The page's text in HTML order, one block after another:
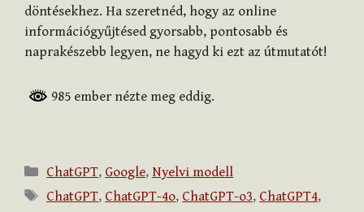
döntésekhez. Ha szeretnéd, hogy az online
információgyűjtésed gyorsabb, pontosabb és
naprakészebb legyen, ne hagyd ki ezt az útmutatót!
985 ember nézte meg eddig.
Kategória
ChatGPT, Google, Nyelvi modell
Címkék
ChatGPT, ChatGPT-4o, ChatGPT-o3, ChatGPT4,